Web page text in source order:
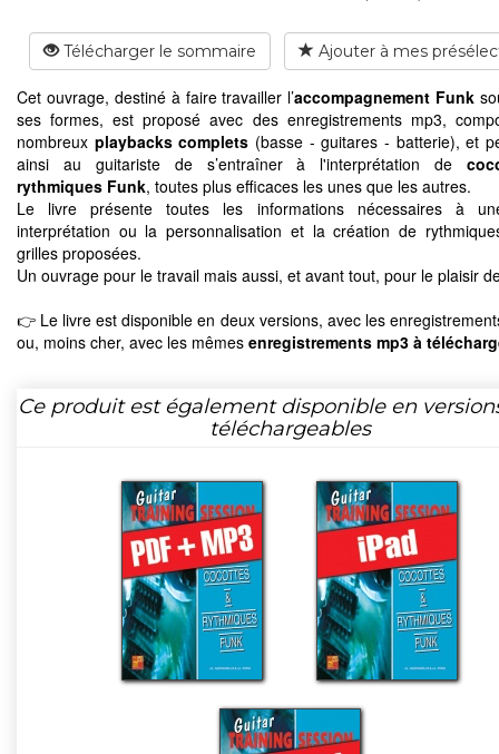
Télécharger le sommaire Ajouter à mes
Cet ouvrage, destiné à faire travailler l’accompagnement Funk
ses formes, est proposé avec des enregistrements mp3,
nombreux playbacks complets (basse - guitares - batterie), et
ainsi au guitariste de s’entraîner à l'interprétation de
rythmiques Funk, toutes plus efficaces les unes que les autres.
Le livre présente toutes les informations nécessaires à
interprétation ou la personnalisation et la création de
grilles proposées.
Un ouvrage pour le travail mais aussi, et avant tout, pour le plaisir
👉 Le livre est disponible en deux versions, avec les
ou, moins cher, avec les mêmes enregistrements mp3 à
Ce produit est également disponible en
téléchargeables